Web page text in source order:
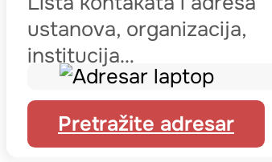
ustanova, organizacija,
institucija…
Pretražite adresar